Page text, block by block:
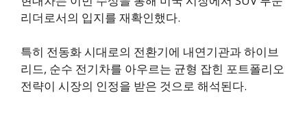
리더로서의 입지를 재확인했다.
특히 전동화 시대로의 전환기에 내연기관과 하이브
리드, 순수 전기차를 아우르는 균형 잡힌 포트폴리오
전략이 시장의 인정을 받은 것으로 해석된다.